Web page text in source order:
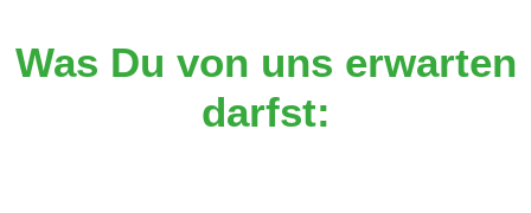
Was Du von uns erwarten
darfst: